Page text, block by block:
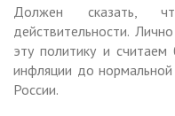
Должен сказать,
действительности.
эту политику и
инфляции до
России.